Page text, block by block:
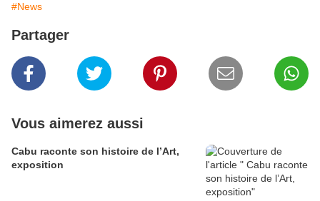
#News
Partager
Vous aimerez aussi
Cabu raconte son histoire de l’Art,
exposition